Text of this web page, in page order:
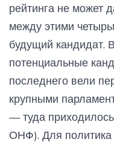
рейтинга не может
между этими
будущий кандидат.
потенциальные
последнего вели
крупными
— туда
ОНФ). Для политика